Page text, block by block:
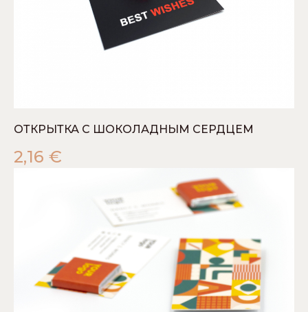
ОТКРЫТКА С ШОКОЛАДНЫМ СЕРДЦЕМ
2,16 €